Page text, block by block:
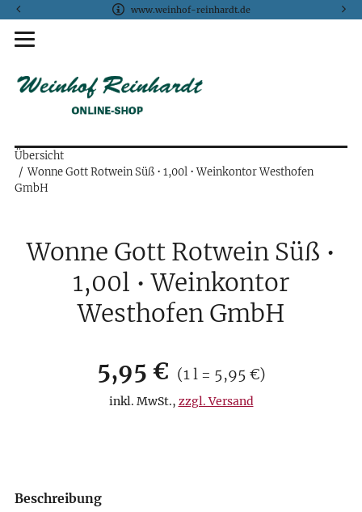
www.weinhof-reinhardt.de
Übersicht
Wonne Gott Rotwein Süß • 1,00l • Weinkontor Westhofen
GmbH
Wonne Gott Rotwein Süß •
1,00l • Weinkontor
Westhofen GmbH
Verkaufspreis: 5,95 €
5,95 € Preis pro 1 l = 5,95 €
(1 l = 5,95 €)
inkl. MwSt., zzgl. Versand
Beschreibung